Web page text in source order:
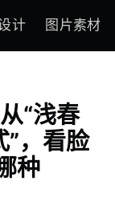
计 图片素材
“浅春
”，看脸
种